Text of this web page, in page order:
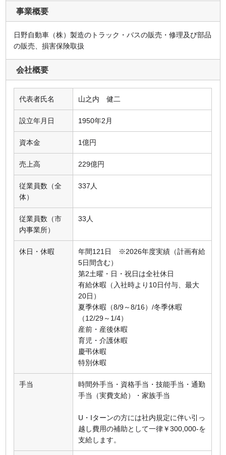
事業概要
日野自動車（株）製造のトラック・バスの販売・修理及び部品
の販売、損害保険取扱
会社概要
代表者氏名 山之内 健二
設立年月日 1950年2月
資本金 1億円
売上高 229億円
従業員数（全
体）
337人
従業員数（市
内事業所）
33人
休日・休暇
年間121日 ※2026年度実績（計画有給
5日間含む）
第2土曜・日・祝日は全社休日
有給休暇（入社時より10日付与、最大
20日）
夏季休暇（8/9～8/16）/冬季休暇
（12/29～1/4）
産前・産後休暇
育児・介護休暇
慶弔休暇
特別休暇
手当
時間外手当・資格手当・技能手当・通勤
手当（実費支給）・家族手当
U・Iターンの方には社内規定に伴い引っ
越し費用の補助として一律￥300,000-を
支給します。